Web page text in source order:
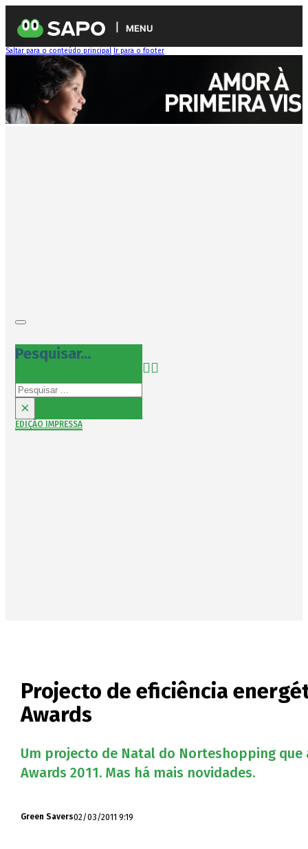
MENU
Saltar para o conteúdo principal Ir para o footer
Pesquisar...
Pesquisar
×
EDIÇÃO IMPRESSA
Projecto de eficiência
Awards
Um projecto de Natal do Norteshopping
Awards 2011. Mas há mais novidades.
Green Savers02/03/2011 9:19